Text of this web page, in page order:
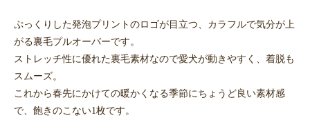
ぷっくりした発泡プリントのロゴが目立つ、カラフルで気分が上
がる裏毛プルオーバーです。
ストレッチ性に優れた裏毛素材なので愛犬が動きやすく、着脱も
スムーズ。
これから春先にかけての暖かくなる季節にちょうど良い素材感
で、飽きのこない1枚です。